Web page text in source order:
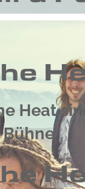
Heat